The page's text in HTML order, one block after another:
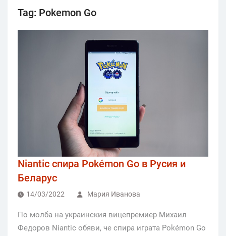
Tag: Pokemon Go
Niantic спира Pokémon Go в Русия и
Беларус
14/03/2022 Мария Иванова
По молба на украинския вицепремиер Михаил
Федоров Niantic обяви, че спира играта Pokémon Go